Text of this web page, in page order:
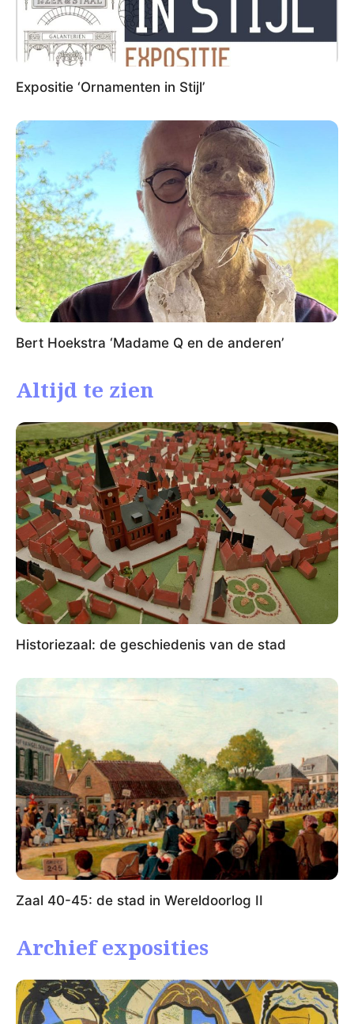
Expositie ‘Ornamenten in Stijl’
Bert Hoekstra ‘Madame Q en de anderen’
Altijd te zien
Historiezaal: de geschiedenis van de stad
Zaal 40-45: de stad in Wereldoorlog II
Archief exposities